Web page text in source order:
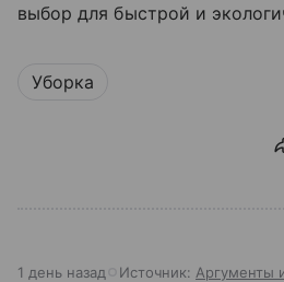
выбор для быстрой и
Уборка
1 день назад Источник: Аргументы